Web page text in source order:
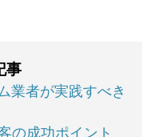
事
業者が実践すべき
の成功ポイント